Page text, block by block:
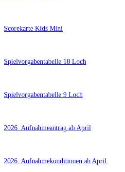
Scorekarte Kids Mini
Spielvorgabentabelle 18 Loch
Spielvorgabentabelle 9 Loch
2026_Aufnahmeantrag ab April
2026_Aufnahmekonditionen ab April